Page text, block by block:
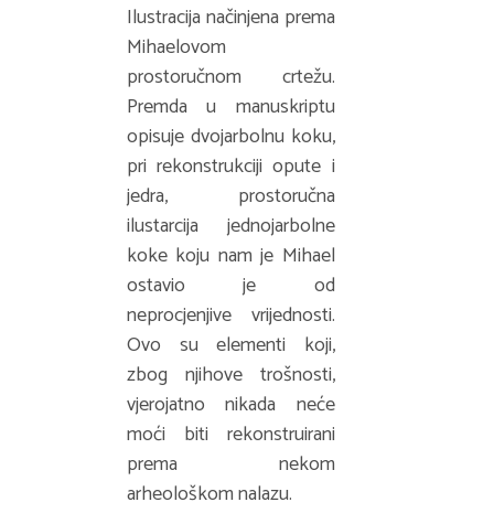
Ilustracija načinjena prema
Mihaelovom
prostoručnom crtežu.
Premda u manuskriptu
opisuje dvojarbolnu koku,
pri rekonstrukciji opute i
jedra, prostoručna
ilustarcija jednojarbolne
koke koju nam je Mihael
ostavio je od
neprocjenjive vrijednosti.
Ovo su elementi koji,
zbog njihove trošnosti,
vjerojatno nikada neće
moći biti rekonstruirani
prema nekom
arheološkom nalazu.